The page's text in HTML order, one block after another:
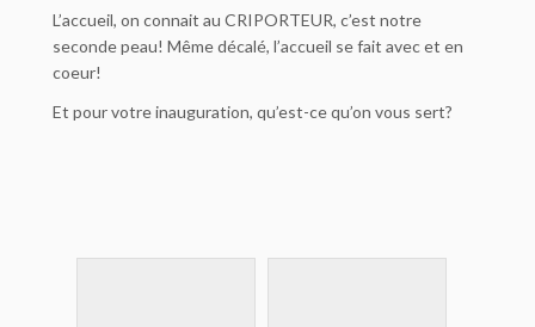
L’accueil, on connait au CRIPORTEUR, c’est notre
seconde peau! Même décalé, l’accueil se fait avec et en
coeur!
Et pour votre inauguration, qu’est-ce qu’on vous sert?